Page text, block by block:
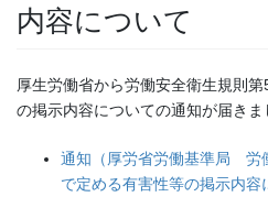
内容について
厚生労働省から労働安全衛生規則
の掲示内容についての通知が届き
通知（厚労省労働基準局 労
で定める有害性等の掲示内容